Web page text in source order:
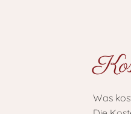
Was